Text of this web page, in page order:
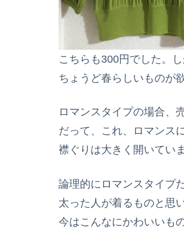
こちらも300円でした。
ちょうど春らしいものが
ロマンスタイプの場合、
だって、これ、ロマンス
襟ぐりは大きく開いてい
論理的にロマンスタイプ
太った人が着るものと思
今はこんなにかわいいも